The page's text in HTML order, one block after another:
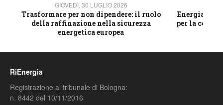
GIOVEDÌ, 30 LUGLIO 2026
Trasformare per non dipendere: il ruolo
della raffinazione nella sicurezza
energetica europea
Energia e
per la
RiEnergia
Registrazione al tribunale di Bologna:
n. 8442 del 10/11/2016